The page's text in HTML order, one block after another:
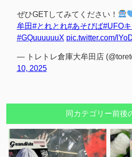
ぜひGETしてみてください！
牟田#とれとれ#あそびば#UFO
#GQuuuuuuX pic.twitter.com/
— トレトレ倉庫大牟田店
10, 2025
同カテゴリー前後